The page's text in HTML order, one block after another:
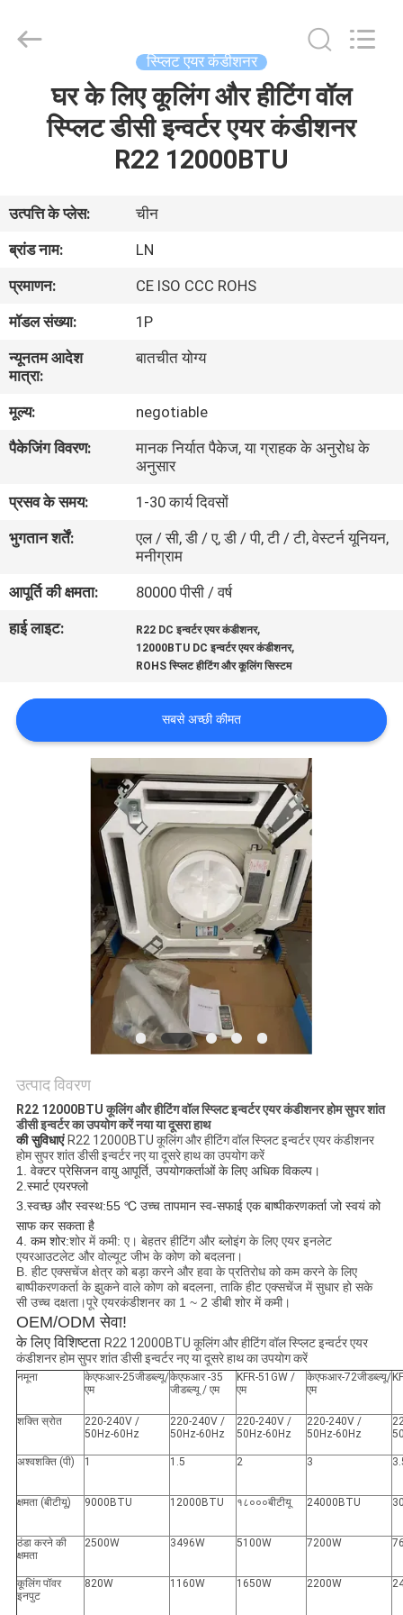
वीडियो
बारे
में
कारखाने
का
दौरा
गुणवत्ता
नियंत्रण
हमसे
संपर्क
समाचार
गोपनीयता
नीति
Ltd..
स्प्लिट एयर कंडीशनर
घर के लिए कूलिंग और हीटिंग वॉल
स्प्लिट डीसी इन्वर्टर एयर कंडीशनर
R22 12000BTU
उत्पत्ति के प्लेस:
चीन
ब्रांड नाम:
LN
प्रमाणन:
CE ISO CCC ROHS
मॉडल संख्या:
1P
न्यूनतम आदेश
मात्रा:
बातचीत योग्य
मूल्य:
negotiable
पैकेजिंग विवरण:
मानक निर्यात पैकेज, या ग्राहक के अनुरोध के
अनुसार
प्रसव के समय:
1-30 कार्य दिवसों
भुगतान शर्तें:
एल / सी, डी / ए, डी / पी, टी / टी, वेस्टर्न यूनियन,
मनीग्राम
आपूर्ति की क्षमता:
80000 पीसी / वर्ष
हाई लाइट:
R22 DC इन्वर्टर एयर कंडीशनर,
12000BTU DC इन्वर्टर एयर कंडीशनर,
ROHS स्प्लिट हीटिंग और कूलिंग सिस्टम
सबसे अच्छी कीमत
उत्पाद विवरण
R22 12000BTU कूलिंग और हीटिंग वॉल स्प्लिट इन्वर्टर एयर कंडीशनर होम सुपर शांत
डीसी इन्वर्टर का उपयोग करें नया या दूसरा हाथ
की सुविधाएं R22 12000BTU कूलिंग और हीटिंग वॉल स्प्लिट इन्वर्टर एयर कंडीशनर
होम सुपर शांत डीसी इन्वर्टर नए या दूसरे हाथ का उपयोग करें
1. वेक्टर प्रेसिजन वायु आपूर्ति, उपयोगकर्ताओं के लिए अधिक विकल्प।
2.स्मार्ट एयरफ्लो
3.स्वच्छ और स्वस्थ:55 ℃ उच्च तापमान स्व-सफाई एक बाष्पीकरणकर्ता जो स्वयं को
साफ कर सकता है
4. कम शोर:शोर में कमी: ए। बेहतर हीटिंग और ब्लोइंग के लिए एयर इनलेट
एयरआउटलेट और वोल्यूट जीभ के कोण को बदलना।
B. हीट एक्सचेंज क्षेत्र को बड़ा करने और हवा के प्रतिरोध को कम करने के लिए
बाष्पीकरणकर्ता के झुकने वाले कोण को बदलना, ताकि हीट एक्सचेंज में सुधार हो सके
सी उच्च दक्षता।पूरे एयरकंडीशनर का 1 ~ 2 डीबी शोर में कमी।
OEM/ODM सेवा!
के लिए विशिष्टता R22 12000BTU कूलिंग और हीटिंग वॉल स्प्लिट इन्वर्टर एयर
कंडीशनर होम सुपर शांत डीसी इन्वर्टर नए या दूसरे हाथ का उपयोग करें
नमूना
केएफआर-25जीडब्ल्यू/
एम
केएफआर -35
जीडब्ल्यू / एम
KFR-51GW /
एम
केएफआर-72जीडब्ल्यू/
एम
शक्ति स्रोत
220-240V /
50Hz-60Hz
220-240V /
50Hz-60Hz
220-240V /
50Hz-60Hz
220-240V /
50Hz-60Hz
अश्वशक्ति (पी) 1 1.5 2 3
क्षमता (बीटीयू) 9000BTU 12000BTU १८०००बीटीयू 24000BTU
ठंडा करने की
क्षमता
2500W 3496W 5100W 7200W
कूलिंग पॉवर
इनपुट
820W 1160W 1650W 2200W